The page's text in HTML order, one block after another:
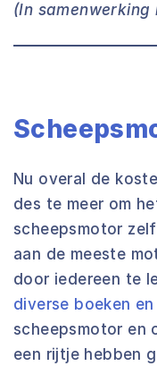
(In samenwerking
Nu overal de
des te meer om
scheepsmotor
aan de meeste
door iedereen te
diverse boeken
scheepsmotor en
een rijtje hebben